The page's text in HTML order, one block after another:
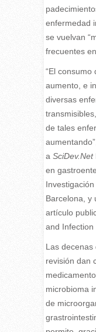
enfermedad
se vuelvan
frecuentes
“El consumo
aumento, e
diversas
de tales
a SciDev.Net
en
Investigación
Barcelona, y
artículo
and Infection
Las decenas
revisión dan
microbioma
de